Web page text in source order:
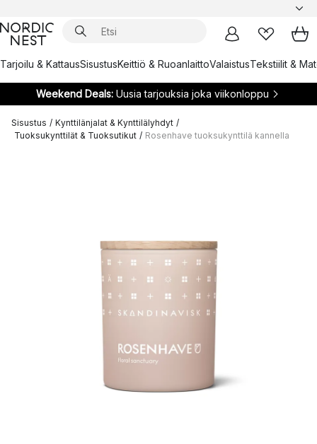
Tarjoilu & KattausSisustusKeittiö & RuoanlaittoValaistusTekstiilit &
Weekend Deals:Uusia tarjouksia joka viikonloppu
Sisustus / Kynttilänjalat & Kynttilälyhdyt /
Tuoksukynttilät & Tuoksutikut / Rosenhave tuoksukynttilä kannella